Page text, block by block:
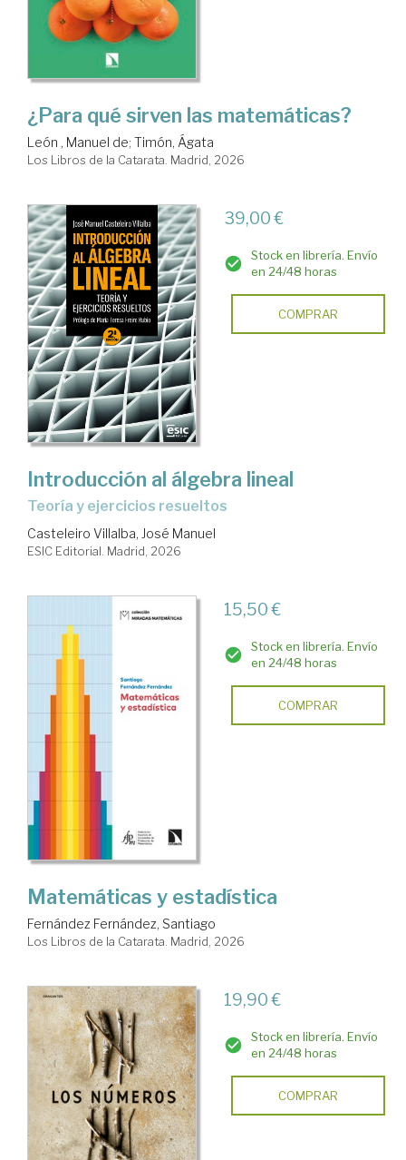
¿Para qué sirven las matemáticas?
León , Manuel de; Timón, Ágata
Los Libros de la Catarata. Madrid, 2026
39,00 €
Stock en librería. Envío
en 24/48 horas
COMPRAR
Introducción al álgebra lineal
Teoría y ejercicios resueltos
Casteleiro Villalba, José Manuel
ESIC Editorial. Madrid, 2026
15,50 €
Stock en librería. Envío
en 24/48 horas
COMPRAR
Matemáticas y estadística
Fernández Fernández, Santiago
Los Libros de la Catarata. Madrid, 2026
19,90 €
Stock en librería. Envío
en 24/48 horas
COMPRAR